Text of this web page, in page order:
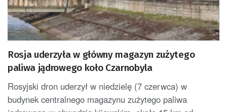
Rosja uderzyła w główny magazyn zużytego
paliwa jądrowego koło Czarnobyla
Rosyjski dron uderzył w niedzielę (7 czerwca) w
budynek centralnego magazynu zużytego paliwa